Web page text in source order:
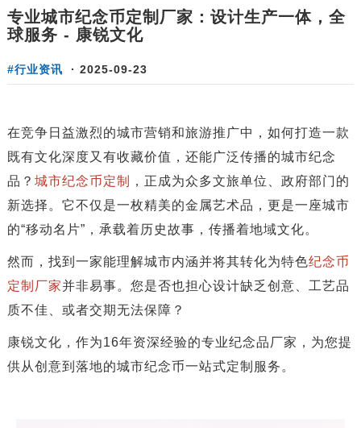
专业城市纪念币定制厂家：设计生产一体，全
球服务 - 康锐文化
#行业资讯 · 2025-09-23
在竞争日益激烈的城市营销和旅游推广中，如何打造一款
既有文化深度又有收藏价值，还能广泛传播的城市纪念
品？​​ 城市纪念币定制
​​，正成为众多文旅单位、政府部门的
新选择。它不仅是一枚精美的金属艺术品，更是一座城市
的“移动名片”，承载着历史故事，传播着地域文化。
然而，找到一家能理解城市内涵并将其转化为特色​​纪念币
定制厂家​​并非易事。您是否也担心设计缺乏创意、工艺品
质不佳、或者交期无法保障？
​​康锐文化，作为16年资深经验的专业纪念品厂家，为您提
供从创意到落地的城市纪念币一站式定制服务。